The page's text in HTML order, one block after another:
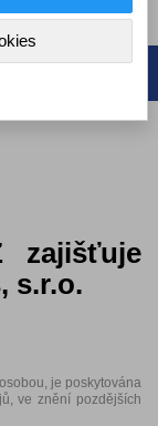
zajišťuje
s.r.o.
je poskytována
ve znění pozdějších